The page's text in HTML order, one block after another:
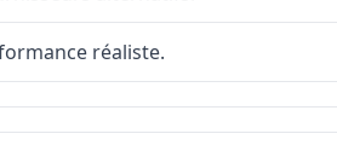
réaliste.